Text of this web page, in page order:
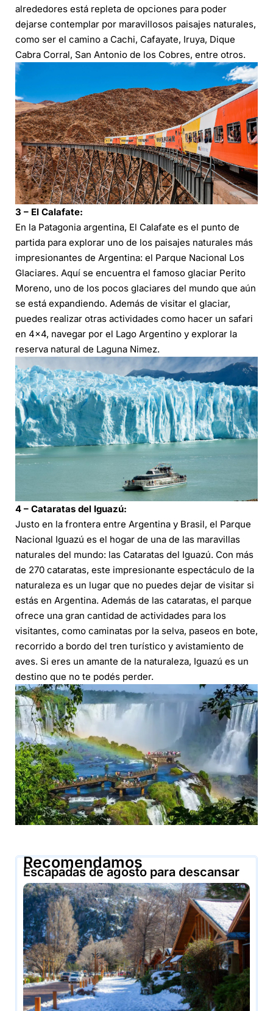
alrededores está repleta de opciones para poder
dejarse contemplar por maravillosos paisajes naturales,
como ser el camino a Cachi, Cafayate, Iruya, Dique
Cabra Corral, San Antonio de los Cobres, entre otros.
3 – El Calafate:
En la Patagonia argentina, El Calafate es el punto de
partida para explorar uno de los paisajes naturales más
impresionantes de Argentina: el Parque Nacional Los
Glaciares. Aquí se encuentra el famoso glaciar Perito
Moreno, uno de los pocos glaciares del mundo que aún
se está expandiendo. Además de visitar el glaciar,
puedes realizar otras actividades como hacer un safari
en 4×4, navegar por el Lago Argentino y explorar la
reserva natural de Laguna Nimez.
4 – Cataratas del Iguazú:
Justo en la frontera entre Argentina y Brasil, el Parque
Nacional Iguazú es el hogar de una de las maravillas
naturales del mundo: las Cataratas del Iguazú. Con más
de 270 cataratas, este impresionante espectáculo de la
naturaleza es un lugar que no puedes dejar de visitar si
estás en Argentina. Además de las cataratas, el parque
ofrece una gran cantidad de actividades para los
visitantes, como caminatas por la selva, paseos en bote,
recorrido a bordo del tren turístico y avistamiento de
aves. Si eres un amante de la naturaleza, Iguazú es un
destino que no te podés perder.
Recomendamos
Escapadas de agosto para descansar